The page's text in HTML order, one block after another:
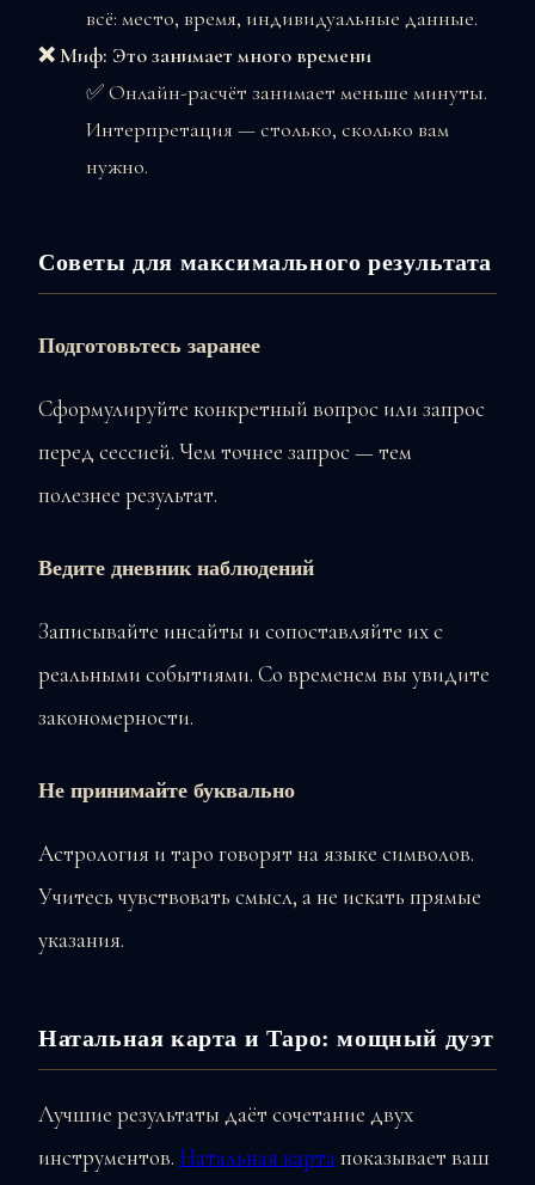
всё: место, время, индивидуальные данные.
❌ Миф: Это занимает много времени
✅ Онлайн-расчёт занимает меньше минуты.
Интерпретация — столько, сколько вам
нужно.
Советы для максимального результата
Подготовьтесь заранее
Сформулируйте конкретный вопрос или запрос
перед сессией. Чем точнее запрос — тем
полезнее результат.
Ведите дневник наблюдений
Записывайте инсайты и сопоставляйте их с
реальными событиями. Со временем вы увидите
закономерности.
Не принимайте буквально
Астрология и таро говорят на языке символов.
Учитесь чувствовать смысл, а не искать прямые
указания.
Натальная карта и Таро: мощный дуэт
Лучшие результаты даёт сочетание двух
инструментов. Натальная картапоказывает ваш